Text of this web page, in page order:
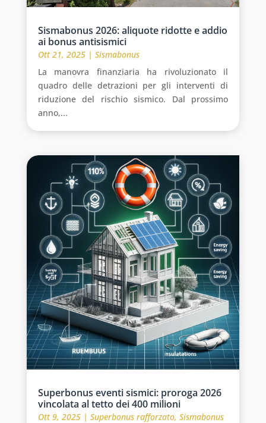
Sismabonus 2026: aliquote ridotte e addio
ai bonus antisismici
Ott 21, 2025| Sismabonus
La manovra finanziaria ha rivoluzionato il
quadro delle detrazioni per gli interventi di
riduzione del rischio sismico. Dal prossimo
anno,...
Superbonus eventi sismici: proroga 2026
vincolata al tetto dei 400 milioni
Ott 9, 2025| Superbonus rafforzato, Sismabonus